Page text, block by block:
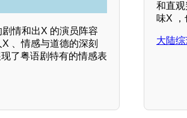
情和出X 的演员阵容
、情感与道德的深刻
了粤语剧特有的情感表
和直
味X ，
大陆